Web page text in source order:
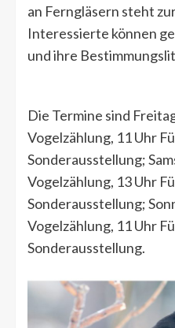
an Ferngläsern steht
Interessierte können
und ihre
Die Termine sind
Vogelzählung, 11 Uhr
Sonderausstellung;
Vogelzählung, 13 Uhr
Sonderausstellung;
Vogelzählung, 11 Uhr
Sonderausstellung.